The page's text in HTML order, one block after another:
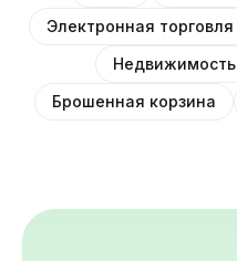
Электронная торговля
Недвижимость
Брошенная корзина